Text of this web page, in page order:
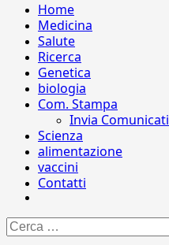
Home
Medicina
Salute
Ricerca
Genetica
biologia
Com. Stampa
Invia Comunicati
Scienza
alimentazione
vaccini
Contatti
Ricerca
per: